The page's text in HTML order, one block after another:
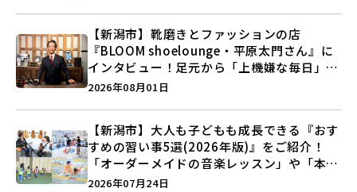
【新潟市】靴磨きとファッションの店
『BLOOM shoelounge・平原太門さん』に
インタビュー！足元から「上機嫌な毎日」を
つくる装いの提案とは？
2026年08月01日
【新潟市】大人も子どもも成長できる『おす
すめの習い事5選(2026年版)』をご紹介！
「オーダーメイドの音楽レッスン」や「本格
キックボクシング」で新しい自分を見つけよ
2026年07月24日